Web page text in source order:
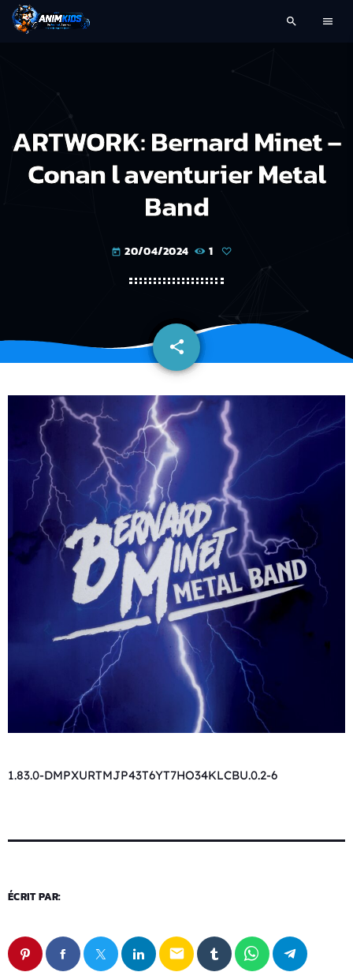
search menu
ARTWORK: Bernard Minet –
Conan l aventurier Metal
Band
today 20/04/2024 1
share
email
1.83.0-DMPXURTMJP43T6YT7HO34KLCBU.0.2-6
ÉCRIT PAR:
email